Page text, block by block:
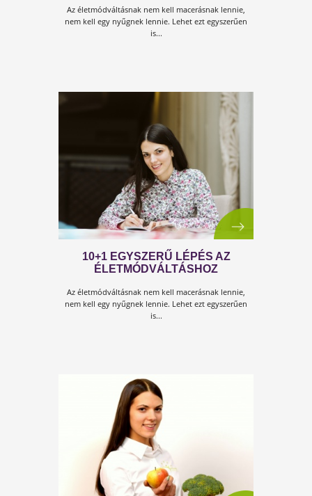
Tudom, hogy elfoglalt vagy. Tudom, hogy rengeteg
munkád van. Pontosan emiatt szeretném, ha
figyelmesen elolvasnád ezt szóról-szóra...
BARÁTI ÉLETMÓD-TANÁCS, AMIT
SOSE FOGADJ MEG...
Nem tudom te hogy vagy vele, de én inkább nem
terhelem a testemet olyannal, amire nincs